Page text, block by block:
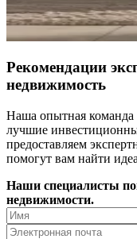
Рекомендации
недвижимость
Наша опытная команда
лучшие
предоставляем
помогут вам найти
Наши специалисты
недвижимости.